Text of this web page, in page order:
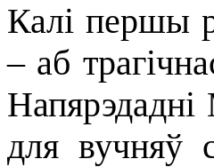
Калі першы
– аб
для